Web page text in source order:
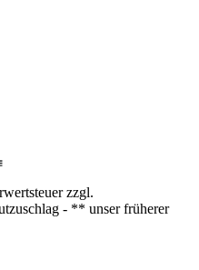
zzgl.
- ** unser früherer